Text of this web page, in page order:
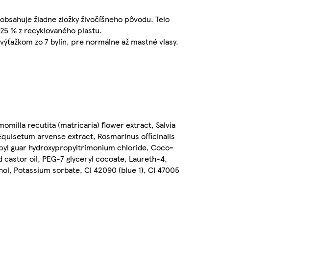
žiadne zložky živočíšneho pôvodu. Telo
% z recyklovaného plastu.
zo 7 bylín, pre normálne až mastné vlasy.
recutita (matricaria) flower extract, Salvia
arvense extract, Rosmarinus officinalis
guar hydroxypropyltrimonium chloride, Coco-
oil, PEG-7 glyceryl cocoate, Laureth-4,
Potassium sorbate, CI 42090 (blue 1), CI 47005